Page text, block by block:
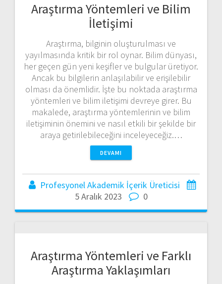
Araştırma Yöntemleri ve Bilim
İletişimi
Araştırma, bilginin oluşturulması ve
yayılmasında kritik bir rol oynar. Bilim dünyası,
her geçen gün yeni keşifler ve bulgular üretiyor.
Ancak bu bilgilerin anlaşılabilir ve erişilebilir
olması da önemlidir. İşte bu noktada araştırma
yöntemleri ve bilim iletişimi devreye girer. Bu
makalede, araştırma yöntemlerinin ve bilim
iletişiminin önemini ve nasıl etkili bir şekilde bir
araya getirilebileceğini inceleyeceğiz.…
DEVAMI
Profesyonel Akademik İçerik Üreticisi
5 Aralık 2023
0
Araştırma Yöntemleri ve Farklı
Araştırma Yaklaşımları